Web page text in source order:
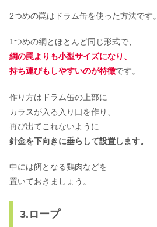
2つめの罠はドラム缶を使った方法です。
1つめの網とほとんど同じ形式で、
網の罠よりも小型サイズになり、
持ち運びもしやすいのが特徴です。
作り方はドラム缶の上部に
カラスが入る入り口を作り、
再び出てこれないように
針金を下向きに垂らして設置します。
中には餌となる鶏肉などを
置いておきましょう。
3.ロープ